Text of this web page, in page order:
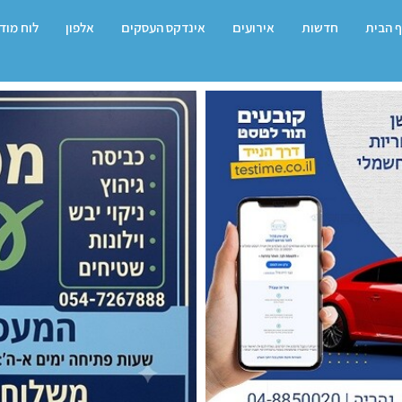
הבית חדשות אירועים אינדקס העסקים אלפון לוח